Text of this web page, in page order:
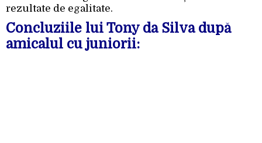
rezultate de egalitate.
Concluziile lui Tony da Silva după
amicalul cu juniorii: